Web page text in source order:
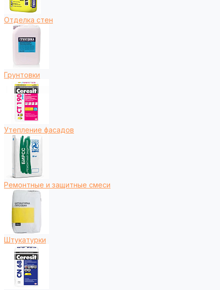
Отделка стен
Грунтовки
Утепление фасадов
Ремонтные и защитные смеси
Штукатурки